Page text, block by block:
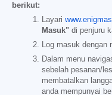
berikut:
Layari
Masuk" di penjuru
Log masuk dengan
Dalam menu
sebelah pesanan/
membatalkan
anda mempunyai